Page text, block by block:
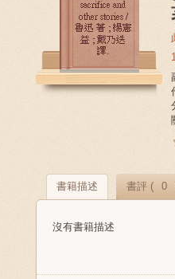
書籍描述 書評 ( 0
沒有書籍描述